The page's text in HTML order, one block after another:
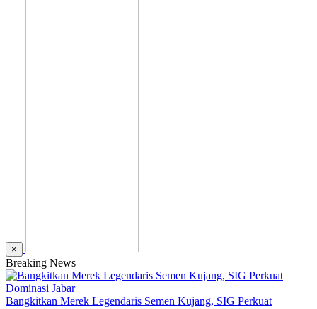
×
Breaking News
Bangkitkan Merek Legendaris Semen Kujang, SIG Perkuat